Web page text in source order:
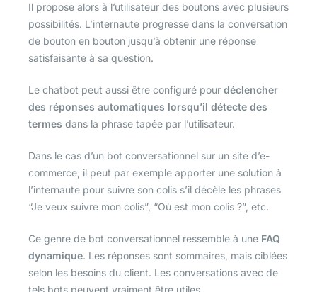
Il propose alors à l’utilisateur des boutons avec plusieurs
possibilités. L’internaute progresse dans la conversation
de bouton en bouton jusqu’à obtenir une réponse
satisfaisante à sa question.
Le chatbot peut aussi être configuré pour déclencher
des réponses automatiques lorsqu’il détecte des
termes dans la phrase tapée par l’utilisateur.
Dans le cas d’un bot conversationnel sur un site d’e-
commerce, il peut par exemple apporter une solution à
l’internaute pour suivre son colis s’il décèle les phrases
“Je veux suivre mon colis”, “Où est mon colis ?”, etc.
Ce genre de bot conversationnel ressemble à une FAQ
dynamique. Les réponses sont sommaires, mais ciblées
selon les besoins du client. Les conversations avec de